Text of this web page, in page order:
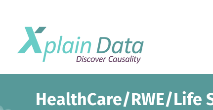
HealthCare/RWE/Life